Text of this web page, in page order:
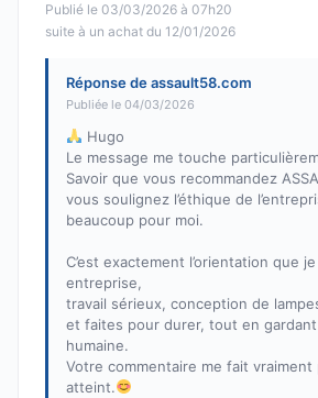
Publié le 03/03/2026 à 07h20
suite à un achat du 12/01/2026
Réponse de assault58.com
Publiée le 04/03/2026
Hugo
Le message me touche
Savoir que vous recommandez
vous soulignez l’éthique de
beaucoup pour moi.
C’est exactement l’orientation que
entreprise,
travail sérieux, conception de
et faites pour durer, tout en
humaine.
Votre commentaire me fait vraiment
atteint.